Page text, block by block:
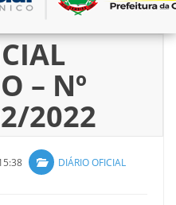
– Nº
2022
DIÁRIO OFICIAL